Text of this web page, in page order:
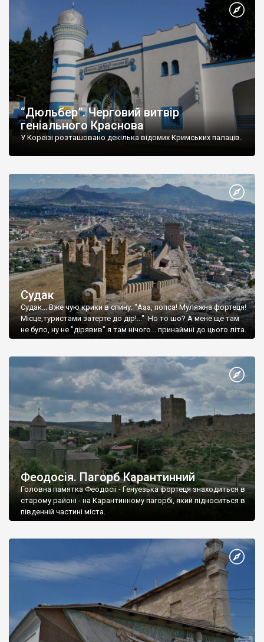
“Дюльбер”. Черговий витвір
геніального Краснова
У Кореїзі розташовано декілька відомих Кримських палаців.
Судак
Судак... Вже чую крики в спину: "Ааа, попса! Муляжна фортеця!
Місце,туристами затерте до дір!..." Но то шо? А мене ще там
не було, ну не "дірявив" я там нічого... принаймні до цього літа.
Феодосія. Пагорб Карантинний
Головна памятка Феодосії - Генуезька фортеця знаходиться в
старому районі - на Карантинному пагорбі, який підноситься в
південній частині міста.